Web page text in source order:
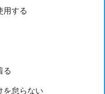
用する
る
を怠らない